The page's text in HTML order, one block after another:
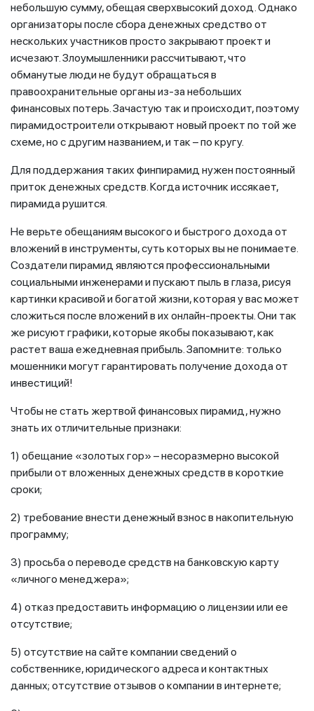
небольшую сумму, обещая сверхвысокий доход. Однако
организаторы после сбора денежных средство от
нескольких участников просто закрывают проект и
исчезают. Злоумышленники рассчитывают, что
обманутые люди не будут обращаться в
правоохранительные органы из-за небольших
финансовых потерь. Зачастую так и происходит, поэтому
пирамидостроители открывают новый проект по той же
схеме, но с другим названием, и так – по кругу.
Для поддержания таких финпирамид нужен постоянный
приток денежных средств. Когда источник иссякает,
пирамида рушится.
Не верьте обещаниям высокого и быстрого дохода от
вложений в инструменты, суть которых вы не понимаете.
Создатели пирамид являются профессиональными
социальными инженерами и пускают пыль в глаза, рисуя
картинки красивой и богатой жизни, которая у вас может
сложиться после вложений в их онлайн-проекты. Они так
же рисуют графики, которые якобы показывают, как
растет ваша ежедневная прибыль. Запомните: только
мошенники могут гарантировать получение дохода от
инвестиций!
Чтобы не стать жертвой финансовых пирамид, нужно
знать их отличительные признаки:
1) обещание «золотых гор» – несоразмерно высокой
прибыли от вложенных денежных средств в короткие
сроки;
2) требование внести денежный взнос в накопительную
программу;
3) просьба о переводе средств на банковскую карту
«личного менеджера»;
4) отказ предоставить информацию о лицензии или ее
отсутствие;
5) отсутствие на сайте компании сведений о
собственнике, юридического адреса и контактных
данных; отсутствие отзывов о компании в интернете;